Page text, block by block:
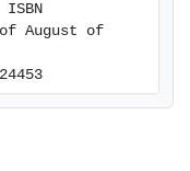
August of